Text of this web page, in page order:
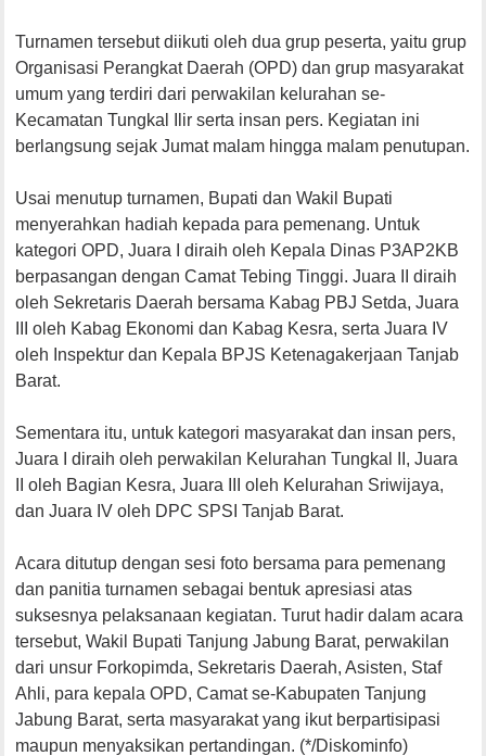
Turnamen tersebut diikuti oleh dua grup peserta, yaitu grup
Organisasi Perangkat Daerah (OPD) dan grup masyarakat
umum yang terdiri dari perwakilan kelurahan se-
Kecamatan Tungkal Ilir serta insan pers. Kegiatan ini
berlangsung sejak Jumat malam hingga malam penutupan.
Usai menutup turnamen, Bupati dan Wakil Bupati
menyerahkan hadiah kepada para pemenang. Untuk
kategori OPD, Juara I diraih oleh Kepala Dinas P3AP2KB
berpasangan dengan Camat Tebing Tinggi. Juara II diraih
oleh Sekretaris Daerah bersama Kabag PBJ Setda, Juara
III oleh Kabag Ekonomi dan Kabag Kesra, serta Juara IV
oleh Inspektur dan Kepala BPJS Ketenagakerjaan Tanjab
Barat.
Sementara itu, untuk kategori masyarakat dan insan pers,
Juara I diraih oleh perwakilan Kelurahan Tungkal II, Juara
II oleh Bagian Kesra, Juara III oleh Kelurahan Sriwijaya,
dan Juara IV oleh DPC SPSI Tanjab Barat.
Acara ditutup dengan sesi foto bersama para pemenang
dan panitia turnamen sebagai bentuk apresiasi atas
suksesnya pelaksanaan kegiatan. Turut hadir dalam acara
tersebut, Wakil Bupati Tanjung Jabung Barat, perwakilan
dari unsur Forkopimda, Sekretaris Daerah, Asisten, Staf
Ahli, para kepala OPD, Camat se-Kabupaten Tanjung
Jabung Barat, serta masyarakat yang ikut berpartisipasi
maupun menyaksikan pertandingan. (*/Diskominfo)